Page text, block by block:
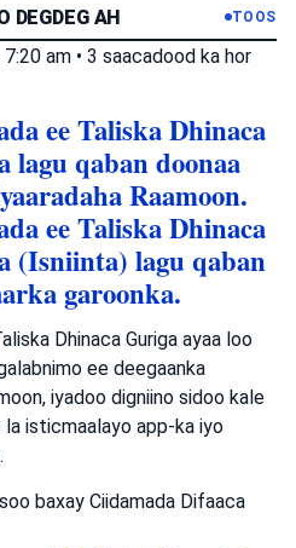
DEGDEG AH TOOS
am • 3 saacadood ka hor
ee Taliska Dhinaca
lagu qaban doonaa
Raamoon.
ee Taliska Dhinaca
(Isniinta) lagu qaban
garoonka.
Dhinaca Guriga ayaa loo
ee deegaanka
iyadoo digniino sidoo kale
la isticmaalayo app-ka iyo
baxay Ciidamada Difaaca